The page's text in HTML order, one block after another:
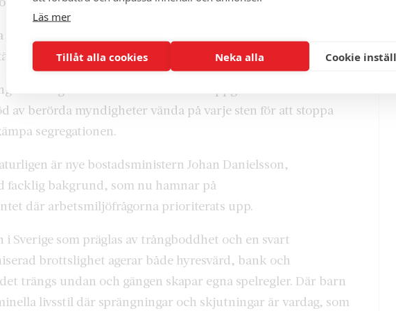
Läs mer
Tillåt alla cookies Neka alla Cookie
har gett sina statsråd i uppgift att i varje beslut
och jobb. Magdalena Andersson gav ett eget medskick:
som idag tillträder kommer att få i uppgift att inom sitt
av berörda myndigheter vända på varje sten för att stoppa
segregationen.
är nye bostadsministern Johan Danielsson,
facklig bakgrund, som nu hamnar på
där arbetsmiljöfrågorna prioriterats upp.
Sverige som präglas av trångboddhet och en svart
brottslighet agerar både hyresvärd, bank och
trängs undan och gängen skapar egna spelregler. Där barn
livsstil där sprängningar och skjutningar är vardag, som